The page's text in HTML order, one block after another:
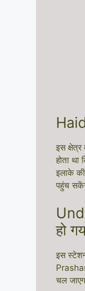
इस
होता
इलाके
पहुंच
हो
इस
चल